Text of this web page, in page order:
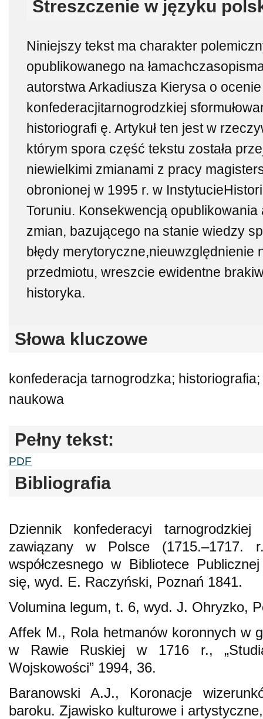
Streszczenie w języku
Niniejszy tekst ma charakter
opublikowanego na
autorstwa Arkadiusza Kierysa o ocenie
konfederacjitarnogrodzkiej
historiografi ę. Artykuł ten jest w
którym spora część tekstu została
niewielkimi zmianami z pracy
obronionej w 1995 r. w
Toruniu. Konsekwencją opublikowania
zmian, bazującego na stanie wiedzy
błędy merytoryczne,nieuwzględnienie
przedmiotu, wreszcie ewidentne
historyka.
Słowa kluczowe
konfederacja tarnogrodzka;
naukowa
Pełny tekst:
PDF
Bibliografia
Dziennik konfederacyi
zawiązany w Polsce (1715.–1717.
współczesnego w Bibliotece
się, wyd. E. Raczyński, Poznań 1841.
Volumina legum, t. 6, wyd. J. Ohryzko,
Affek M., Rola hetmanów koronnych w
w Rawie Ruskiej w 1716 r.,
Wojskowości” 1994, 36.
Baranowski A.J., Koronacje
baroku. Zjawisko kulturowe i